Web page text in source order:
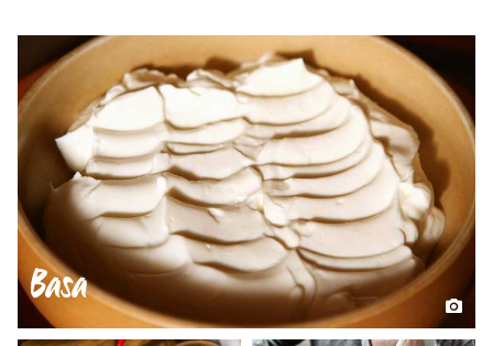
Basa